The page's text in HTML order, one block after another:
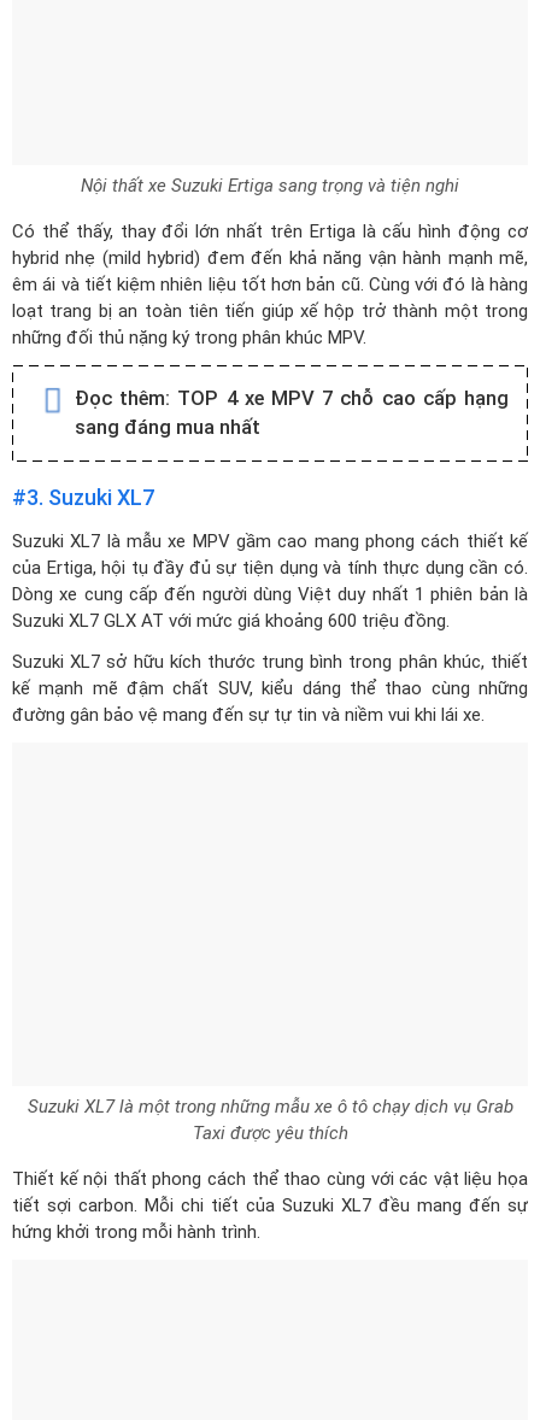
Nội thất xe Suzuki Ertiga sang trọng và tiện nghi
Có thể thấy, thay đổi lớn nhất trên Ertiga là cấu hình động cơ
hybrid nhẹ (mild hybrid) đem đến khả năng vận hành mạnh mẽ,
êm ái và tiết kiệm nhiên liệu tốt hơn bản cũ. Cùng với đó là hàng
loạt trang bị an toàn tiên tiến giúp xế hộp trở thành một trong
những đối thủ nặng ký trong phân khúc MPV.
Đọc thêm: TOP 4 xe MPV 7 chỗ cao cấp hạng
sang đáng mua nhất
#3. Suzuki XL7
Suzuki XL7 là mẫu xe MPV gầm cao mang phong cách thiết kế
của Ertiga, hội tụ đầy đủ sự tiện dụng và tính thực dụng cần có.
Dòng xe cung cấp đến người dùng Việt duy nhất 1 phiên bản là
Suzuki XL7 GLX AT với mức giá khoảng 600 triệu đồng.
Suzuki XL7 sở hữu kích thước trung bình trong phân khúc, thiết
kế mạnh mẽ đậm chất SUV, kiểu dáng thể thao cùng những
đường gân bảo vệ mang đến sự tự tin và niềm vui khi lái xe.
Suzuki XL7 là một trong những mẫu xe ô tô chạy dịch vụ Grab
Taxi được yêu thích
Thiết kế nội thất phong cách thể thao cùng với các vật liệu họa
tiết sợi carbon. Mỗi chi tiết của Suzuki XL7 đều mang đến sự
hứng khởi trong mỗi hành trình.